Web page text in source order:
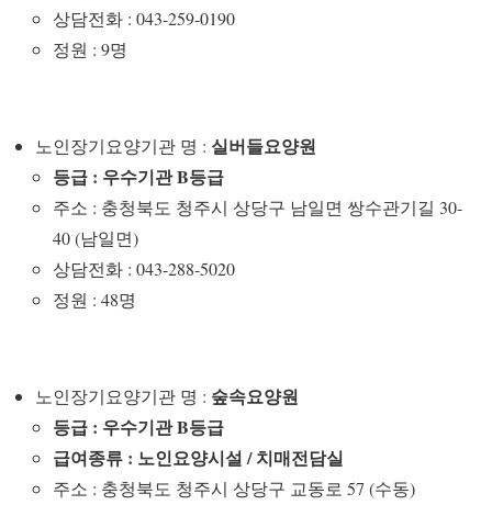
상담전화 : 043-259-0190
정원 : 9명
노인장기요양기관 명 : 실버들요양원
등급 : 우수기관 B등급
주소 : 충청북도 청주시 상당구 남일면 쌍수관기길 30-
40 (남일면)
상담전화 : 043-288-5020
정원 : 48명
노인장기요양기관 명 : 숲속요양원
등급 : 우수기관 B등급
급여종류 : 노인요양시설 / 치매전담실
주소 : 충청북도 청주시 상당구 교동로 57 (수동)